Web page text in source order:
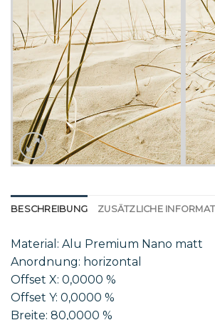
BESCHREIBUNG ZUSÄTZLICHE
Material: Alu Premium Nano matt
Anordnung: horizontal
Offset X: 0,0000 %
Offset Y: 0,0000 %
Breite: 80,0000 %